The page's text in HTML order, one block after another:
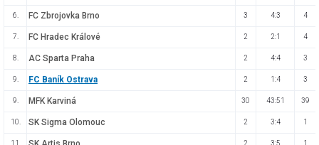
6. FC Zbrojovka Brno 3 4:3 4
7. FC Hradec Králové 2 2:1 4
8. AC Sparta Praha 2 4:4 3
9. FC Baník Ostrava 2 1:4 3
9. MFK Karviná 30 43:51 39
10. SK Sigma Olomouc 2 3:4 1
11. 2 3:5 1